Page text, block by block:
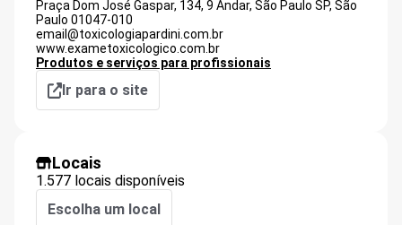
Praça Dom José Gaspar, 134, 9 Andar, São Paulo SP, São
Paulo 01047-010
email@toxicologiapardini.com.br
www.exametoxicologico.com.br
Produtos e serviços para profissionais
Ir para o site
Locais
1.577 locais disponíveis
Escolha um local